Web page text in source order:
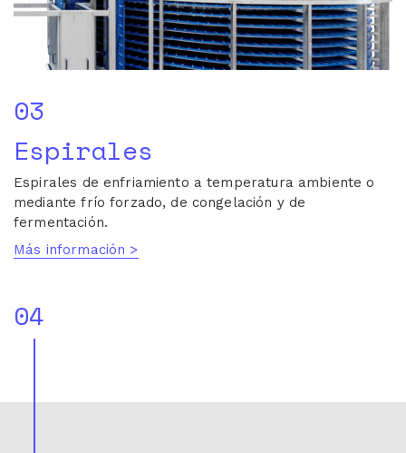
03
Espirales
Espirales de enfriamiento a temperatura ambiente o
mediante frío forzado, de congelación y de
fermentación.
Más información >
04